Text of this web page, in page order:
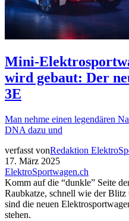
Mini-
wird gebaut: Der
3E
Man nehme einen legendären
DNA dazu und
verfasst vonRedaktion
17. März 2025
ElektroSportwagen.ch
Komm auf die “dunkle” Seite
Raubkatze, schnell wie der
sind die neuen
stehen.